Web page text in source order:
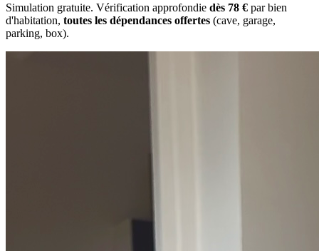
Simulation gratuite. Vérification approfondie dès 78 € par bien
d'habitation, toutes les dépendances offertes (cave, garage,
parking, box).